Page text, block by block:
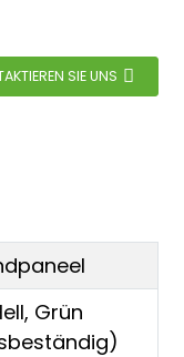
SIE UNS
Grün